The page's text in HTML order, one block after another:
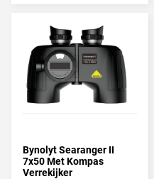
Bynolyt Searanger II
7x50 Met Kompas
Verrekijker